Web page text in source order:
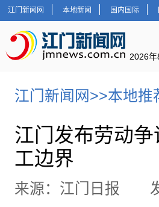
江门新闻网 本地新闻 国内国际
2026
江门新闻网 >>本地推
江门发布劳动
工边界
来源：江门日报